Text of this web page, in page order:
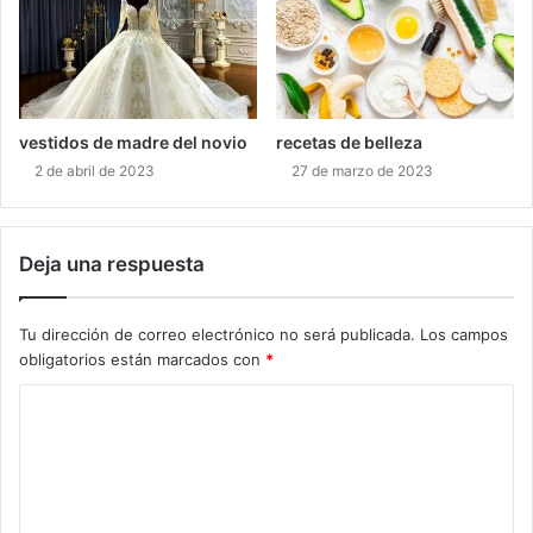
vestidos de madre del novio
2 de abril de 2023
recetas de belleza
27 de marzo de 2023
Deja una respuesta
Tu dirección de correo electrónico no será publicada. Los campos
obligatorios están marcados con *